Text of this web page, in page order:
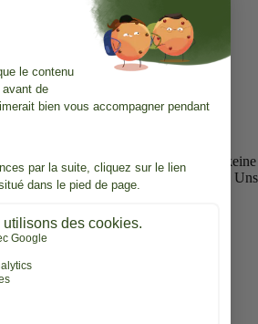
von CBD einen Arzt; es ersetzt
oder Vorbeugung von Krankheiten.